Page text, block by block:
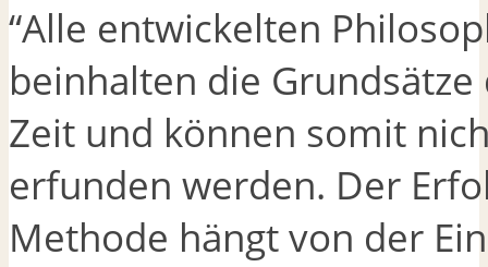
“Alle entwickelten
beinhalten die
Zeit und können somit
erfunden werden. Der
Methode hängt von der